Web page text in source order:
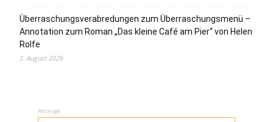
Überraschungsverabredungen zum Überraschungsmenü –
Annotation zum Roman „Das kleine Café am Pier“ von Helen
Rolfe
2. August 2026
Anzeige